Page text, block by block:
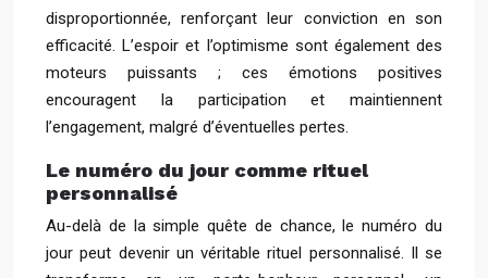
disproportionnée, renforçant leur conviction en son
efficacité. L’espoir et l’optimisme sont également des
moteurs puissants ; ces émotions positives
encouragent la participation et maintiennent
l’engagement, malgré d’éventuelles pertes.
Le numéro du jour comme rituel
personnalisé
Au-delà de la simple quête de chance, le numéro du
jour peut devenir un véritable rituel personnalisé. Il se